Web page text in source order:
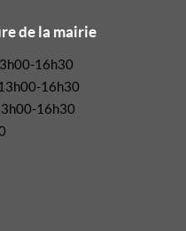
de la mairie
16h30
16h30
16h30